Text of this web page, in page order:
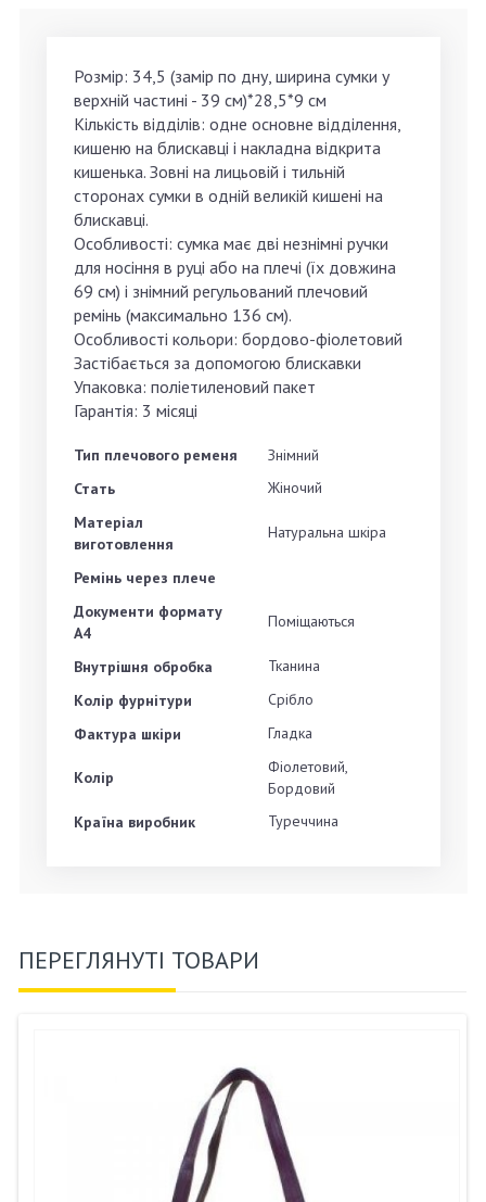
Розмір: 34,5 (замір по дну, ширина сумки у
верхній частині - 39 см)*28,5*9 см
Кількість відділів: одне основне відділення,
кишеню на блискавці і накладна відкрита
кишенька. Зовні на лицьовій і тильній
сторонах сумки в одній великій кишені на
блискавці.
Особливості: сумка має дві незнімні ручки
для носіння в руці або на плечі (їх довжина
69 см) і знімний регульований плечовий
ремінь (максимально 136 см).
Особливості кольори: бордово-фіолетовий
Застібається за допомогою блискавки
Упаковка: поліетиленовий пакет
Гарантія: 3 місяці
Тип плечового ременя
Знімний
Стать
Жіночий
Матеріал
виготовлення
Натуральна шкіра
Ремінь через плече
Документи формату
А4
Поміщаються
Внутрішня обробка
Тканина
Колір фурнітури
Срібло
Фактура шкіри
Гладка
Колір
Фіолетовий,
Бордовий
Країна виробник
Туреччина
ПЕРЕГЛЯНУТІ ТОВАРИ